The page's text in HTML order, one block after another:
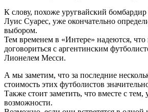
К слову, похоже уругвайский
Луис Суарес, уже окончательно
выбором.
Тем временем в «Интере» надеются, что
договориться с аргентинским
Лионелем Месси.
А мы заметим, что за последние
стоимость этих футболистов
Также стоит заметить, что вместе с
возможности.